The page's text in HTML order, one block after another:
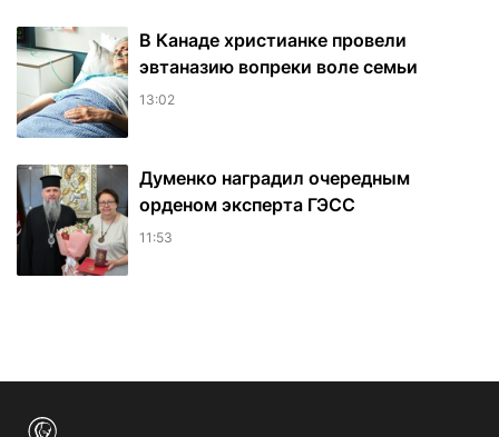
В Канаде христианке провели
эвтаназию вопреки воле семьи
13:02
Думенко наградил очередным
орденом эксперта ГЭСС
11:53